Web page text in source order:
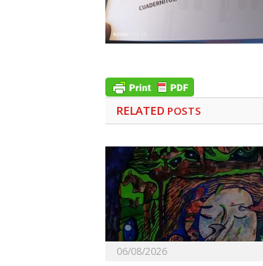
RELATED POSTS
06/08/2026